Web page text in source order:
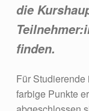
die
finden.
Für
farbige Punkte